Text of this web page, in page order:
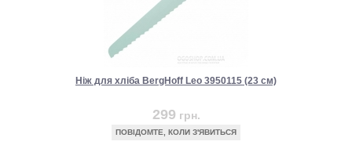
Ніж для хліба BergHoff Leo 3950115 (23 см)
299 грн.
ПОВІДОМТЕ, КОЛИ З'ЯВИТЬСЯ